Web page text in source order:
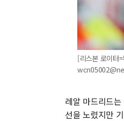
[리스본 로이터
레알 마드리드
선을 노렸지만